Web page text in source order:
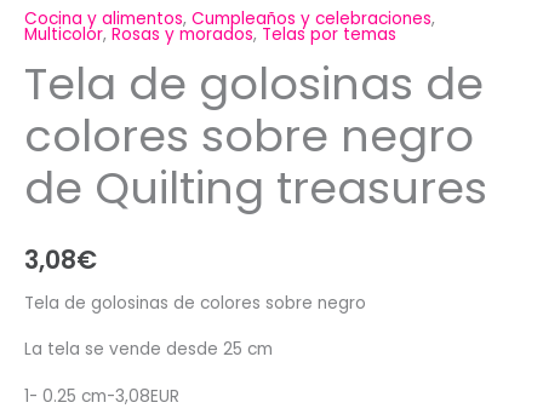
Cocina y alimentos, Cumpleaños y celebraciones,
Multicolor, Rosas y morados, Telas por temas
Tela de golosinas de
colores sobre negro
de Quilting treasures
3,08€
Tela de golosinas de colores sobre negro
La tela se vende desde 25 cm
1- 0.25 cm-3,08EUR